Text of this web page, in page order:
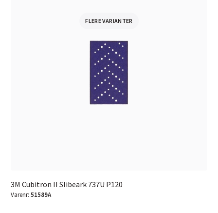
FLERE VARIANTER
3M Cubitron II Slibeark 737U P120
Varenr:51589A